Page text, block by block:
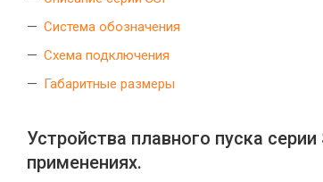
Система обозначения
Схема подключения
Габаритные размеры
Устройства плавного пуска
применениях.